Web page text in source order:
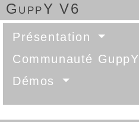
GuppY V6
Présentation
Communauté GuppY
Démos